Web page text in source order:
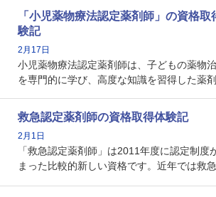
となります。取得要件は多岐に渡り、審査
数回ありますが、患者さんに対して一定の能
の証明になる資格と言えます。
「小児薬物療法認定薬剤師」の資格取
験記
2月17日
小児薬物療法認定薬剤師は、子どもの薬物
を専門的に学び、高度な知識を習得した薬剤
や、特有の疾患、心理状況を理解し、専門性
深めることで、子どもとその保護者に寄り添
る存在です。今回はそんな小児薬物療法認定
剤師の取得体験記をご紹介します。
救急認定薬剤師の資格取得体験記
2月1日
「救急認定薬剤師」は2011年度に認定制度
まった比較的新しい資格です。近年では救急